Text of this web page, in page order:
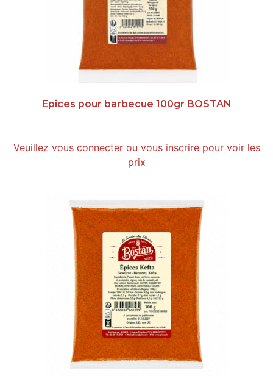
Epices pour barbecue 100gr BOSTAN
Veuillez vous connecter ou vous inscrire pour voir les
prix